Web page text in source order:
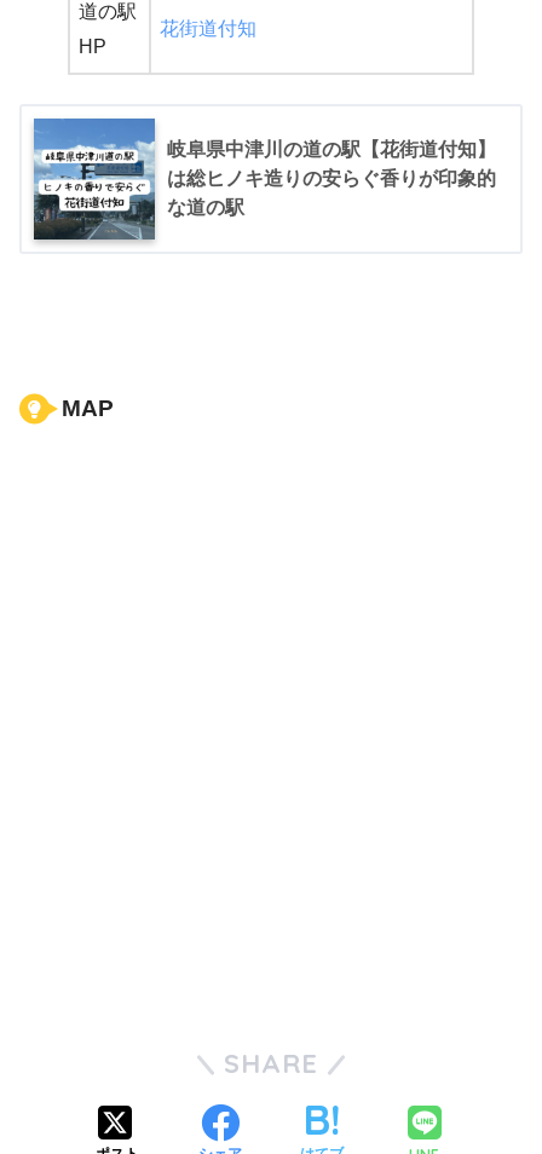
道の駅
HP
花街道付知
岐阜県中津川の道の駅【花街道付知】
は総ヒノキ造りの安らぐ香りが印象的
な道の駅
MAP
SHARE